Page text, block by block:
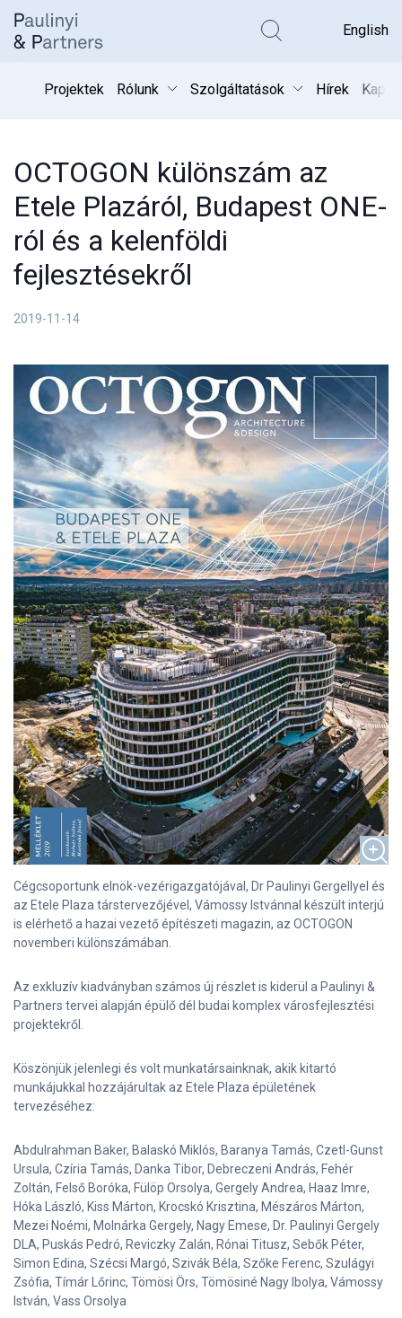
Projektek Rólunk Szolgáltatások Hírek
Kereső
English
OCTOGON különszám az
Etele Plazáról, Budapest ONE-
ról és a kelenföldi
fejlesztésekről
2019-11-14
Cégcsoportunk elnök-vezérigazgatójával, Dr Paulinyi Gergellyel és
az Etele Plaza társtervezőjével, Vámossy Istvánnal készült interjú
is elérhető a hazai vezető építészeti magazin, az OCTOGON
novemberi különszámában.
Az exkluzív kiadványban számos új részlet is kiderül a Paulinyi &
Partners tervei alapján épülő dél budai komplex városfejlesztési
projektekről.
Köszönjük jelenlegi és volt munkatársainknak, akik kitartó
munkájukkal hozzájárultak az Etele Plaza épületének
tervezéséhez:
Abdulrahman Baker, Balaskó Miklós, Baranya Tamás, Czetl-Gunst
Ursula, Czíria Tamás, Danka Tibor, Debreczeni András, Fehér
Zoltán, Felső Boróka, Fülöp Orsolya, Gergely Andrea, Haaz Imre,
Hóka László, Kiss Márton, Krocskó Krisztina, Mészáros Márton,
Mezei Noémi, Molnárka Gergely, Nagy Emese, Dr. Paulinyi Gergely
DLA, Puskás Pedró, Reviczky Zalán, Rónai Titusz, Sebők Péter,
Simon Edina, Szécsi Margó, Szivák Béla, Szőke Ferenc, Szulágyi
Zsófia, Tímár Lőrinc, Tömösi Örs, Tömösiné Nagy Ibolya, Vámossy
István, Vass Orsolya